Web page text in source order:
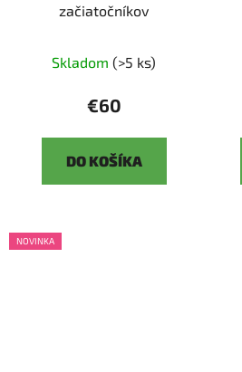
začiatočníkov
Skladom (>5 ks)
€60
DO KOŠÍKA
NOVINKA